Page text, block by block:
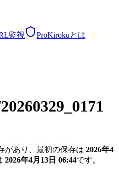
監視 ProKirokuとは
があり、最初の保存は 2026年4
2026年4月13日 06:44です。